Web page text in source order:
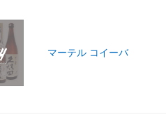
マーテル コイーバ